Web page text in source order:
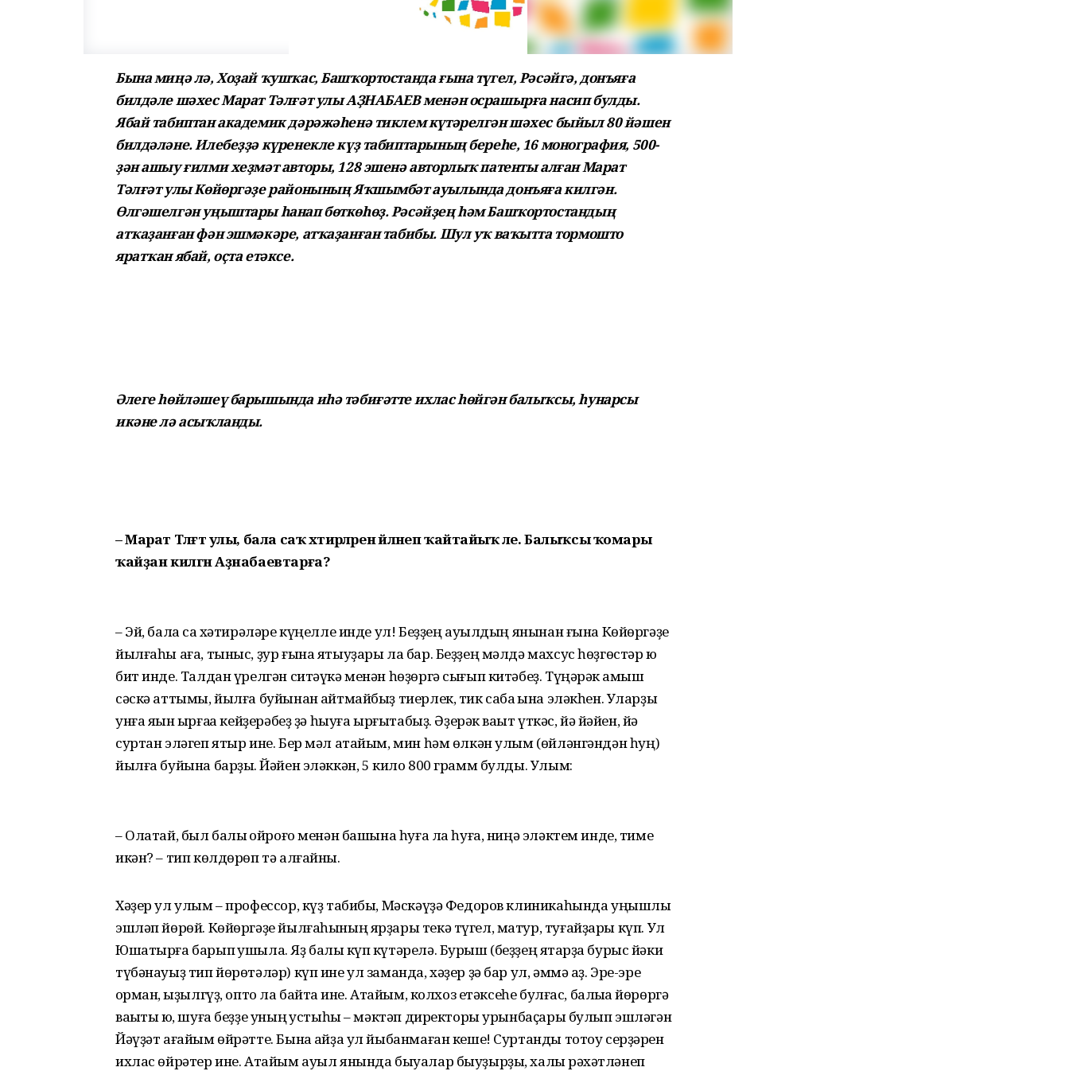
Бына миңә лә, Хоҙай ҡушҡас, Башҡортостанда ғына түгел, Рәсәйгә, донъяға
билдәле шәхес Марат Тәлғәт улы АҘНАБАЕВ менән осрашырға насип булды.
Ябай табиптан академик дәрәжәһенә тиклем күтәрелгән шәхес быйыл 80 йәшен
билдәләне. Илебеҙҙә күренекле күҙ табиптарының береһе, 16 монография, 500-
ҙән ашыу ғилми хеҙмәт авторы, 128 эшенә авторлыҡ патенты алған Марат
Тәлғәт улы Көйөргәҙе районының Яҡшымбәт ауылында донъяға килгән.
Өлгәшелгән уңыштары һанап бөткөһөҙ. Рәсәйҙең һәм Башҡортостандың
атҡаҙанған фән эшмәкәре, атҡаҙанған табибы. Шул уҡ ваҡытта тормошто
яратҡан ябай, оҫта етәксе.
Әлеге һөйләшеү барышында иһә тәбиғәтте ихлас һөйгән балыҡсы, һунарсы
икәне лә асыҡланды.
– Марат Тәлғәт улы, бала саҡ хәтирәләренә әйләнеп ҡайтайыҡ әле. Балыҡсы ҡомары
ҡайҙан килгән Аҙнабаевтарға?
– Эй, бала саҡ хәтирәләре күңелле инде ул! Беҙҙең ауылдың янынан ғына Көйөргәҙе
йылғаһы аға, тыныс, ҙур ғына ятыуҙары ла бар. Беҙҙең мәлдә махсус һөҙгөстәр юҡ
бит инде. Талдан үрелгән ситәүкә менән һөҙөргә сығып китәбеҙ. Түңәрәк ҡамыш
сәскә аттымы, йылға буйынан ҡайтмайбыҙ тиерлек, тик сабаҡ ҡына эләкһен. Уларҙы
унға яҡын ырғаҡҡа кейҙерәбеҙ ҙә һыуға ырғытабыҙ. Әҙерәк ваҡыт үткәс, йә йәйен, йә
суртан эләгеп ятыр ине. Бер мәл атайым, мин һәм өлкән улым (өйләнгәндән һуң)
йылға буйына барҙыҡ. Йәйен эләккән, 5 кило 800 грамм булды. Улым:
– Олатай, был балыҡ ҡойроғо менән башына һуға ла һуға, ниңә эләктем инде, тиме
икән? – тип көлдөрөп тә алғайны.
Хәҙер ул улым – профессор, күҙ табибы, Мәскәүҙә Федоров клиникаһында уңышлы
эшләп йөрөй. Көйөргәҙе йылға­һының ярҙары текә түгел, матур, туғай­ҙары күп. Ул
Юшатырға барып ҡушыла. Яҙ балыҡ күп күтәрелә. Бурыш (беҙҙең яҡ­тарҙа бурыс йәки
түбәнауыҙ тип йө­рөтәләр) күп ине ул заманда, хәҙер ҙә бар ул, әммә аҙ. Эре-эре
ҡорман, ҡыҙыл­гүҙ, опто ла байтаҡ ине. Атайым, колхоз етәксеһе булғас, балыҡҡа йөрөргә
ваҡыты юҡ, шуға беҙҙе уның ҡустыһы – мәктәп ди­ректоры урынбаҫары булып эшләгән
Йәүҙәт ағайым өйрәтте. Бына ҡайҙа ул йыбанмаған кеше! Суртанды тотоу серҙә­рен
ихлас өйрәтер ине. Атайым ауыл янында быуалар быуҙырҙы, халыҡ рәхәт­лә­неп